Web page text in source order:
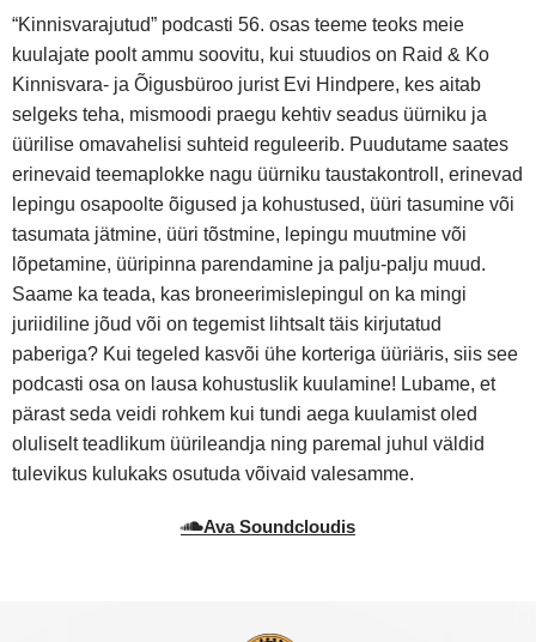
“Kinnisvarajutud” podcasti 56. osas teeme teoks meie
kuulajate poolt ammu soovitu, kui stuudios on Raid & Ko
Kinnisvara- ja Õigusbüroo jurist Evi Hindpere, kes aitab
selgeks teha, mismoodi praegu kehtiv seadus üürniku ja
üürilise omavahelisi suhteid reguleerib. Puudutame saates
erinevaid teemaplokke nagu üürniku taustakontroll, erinevad
lepingu osapoolte õigused ja kohustused, üüri tasumine või
tasumata jätmine, üüri tõstmine, lepingu muutmine või
lõpetamine, üüripinna parendamine ja palju-palju muud.
Saame ka teada, kas broneerimislepingul on ka mingi
juriidiline jõud või on tegemist lihtsalt täis kirjutatud
paberiga? Kui tegeled kasvõi ühe korteriga üüriäris, siis see
podcasti osa on lausa kohustuslik kuulamine! Lubame, et
pärast seda veidi rohkem kui tundi aega kuulamist oled
oluliselt teadlikum üürileandja ning paremal juhul väldid
tulevikus kulukaks osutuda võivaid valesamme.
Ava Soundcloudis